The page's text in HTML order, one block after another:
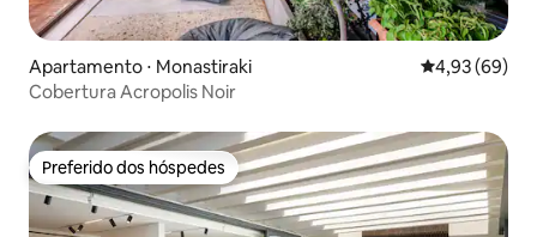
Apartamento ⋅ Monastiraki 4,93 de uma
4,93 (69)
Cobertura Acropolis Noir
Preferido dos hóspedes
Preferido dos hóspedes